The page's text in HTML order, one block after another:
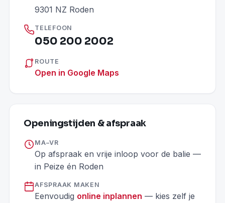
9301 NZ Roden
TELEFOON
050 200 2002
ROUTE
Open in Google Maps
Openingstijden & afspraak
MA–VR
Op afspraak en vrije inloop voor de balie —
in Peize én Roden
AFSPRAAK MAKEN
Eenvoudig online inplannen — kies zelf je